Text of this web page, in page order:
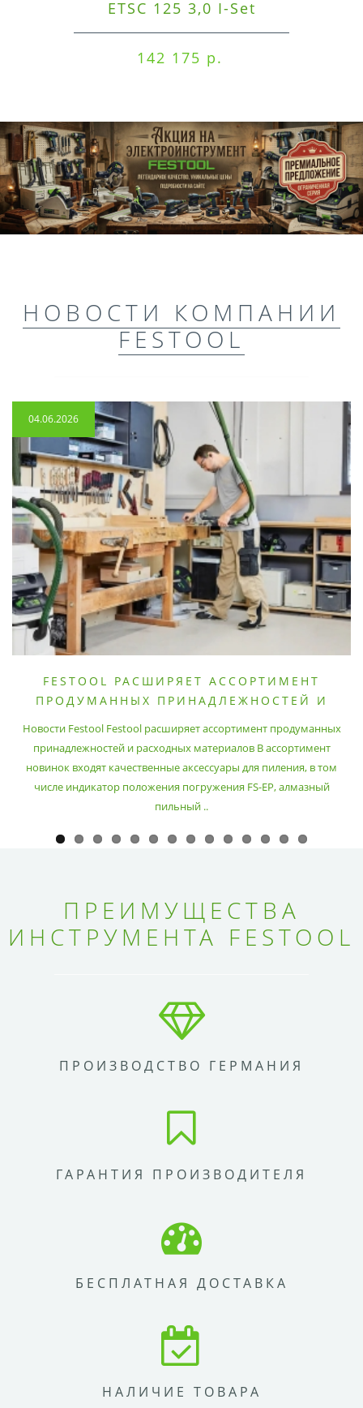
ETSC 125 3,0 I-Set
142 175 р.
НОВОСТИ КОМПАНИИ
FESTOOL
04.06.2026
FESTOOL РАСШИРЯЕТ АССОРТИМЕНТ
ПРОДУМАННЫХ ПРИНАДЛЕЖНОСТЕЙ И
Новости Festool Festool расширяет ассортимент продуманных
принадлежностей и расходных материалов В ассортимент
новинок входят качественные аксессуары для пиления, в том
числе индикатор положения погружения FS-EP, алмазный
пильный ..
ПРЕИМУЩЕСТВА
ИНСТРУМЕНТА FESTOOL
ПРОИЗВОДСТВО ГЕРМАНИЯ
ГАРАНТИЯ ПРОИЗВОДИТЕЛЯ
БЕСПЛАТНАЯ ДОСТАВКА
НАЛИЧИЕ ТОВАРА